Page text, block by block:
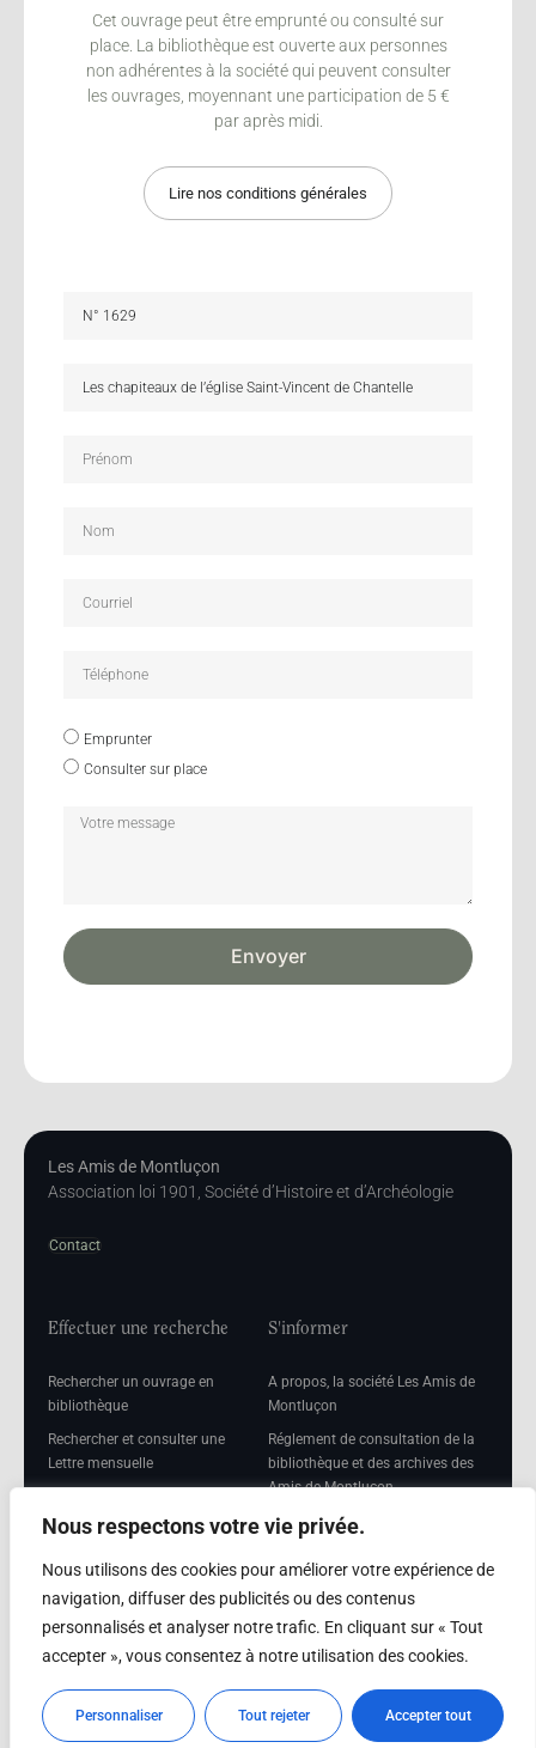
Nous respectons votre vie privée.
Nous utilisons des cookies pour améliorer votre expérience de
navigation, diffuser des publicités ou des contenus
personnalisés et analyser notre trafic. En cliquant sur « Tout
accepter », vous consentez à notre utilisation des cookies.
Personnaliser Tout rejeter Accepter tout
Cet ouvrage peut être emprunté ou consulté sur
place. La bibliothèque est ouverte aux personnes
non adhérentes à la société qui peuvent consulter
les ouvrages, moyennant une participation de 5 €
par après midi.
Lire nos conditions générales
Emprunter
Consulter sur place
Envoyer
Les Amis de Montluçon
Association loi 1901, Société d’Histoire et d’Archéologie
Contact
Effectuer une recherche
Rechercher un ouvrage en
bibliothèque
Rechercher et consulter une
Lettre mensuelle
mensuelle
S'informer
A propos, la société Les Amis de
Montluçon
Réglement de consultation de la
bibliothèque et des archives des
Amis de Montluçon
Mentions légales
Adhérer